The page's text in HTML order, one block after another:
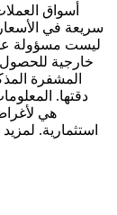
أسواق
سريعة في
خارجية للحصول
المشفرة
دقتها.
هي
استثمارية.